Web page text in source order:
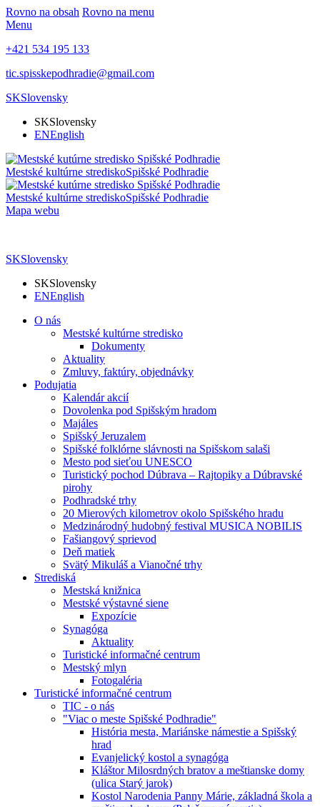
Rovno na obsah Rovno na menu
Menu
+421 534 195 133
tic.spisskepodhradie@gmail.com
SKSlovensky
SKSlovensky
ENEnglish
Mestské kultúrne strediskoSpišské Podhradie
Mestské kultúrne strediskoSpišské Podhradie
Mapa webu
SKSlovensky
SKSlovensky
ENEnglish
O nás
Mestské kultúrne stredisko
Dokumenty
Aktuality
Zmluvy, faktúry, objednávky
Podujatia
Kalendár akcií
Dovolenka pod Spišským hradom
Majáles
Spišský Jeruzalem
Spišské folklórne slávnosti na Spišskom salaši
Mesto pod sieťou UNESCO
Turistický pochod Dúbrava – Rajtopiky a Dúbravské
pirohy
Podhradské trhy
20 Mierových kilometrov okolo Spišského hradu
Medzinárodný hudobný festival MUSICA NOBILIS
Fašiangový sprievod
Deň matiek
Svätý Mikuláš a Vianočné trhy
Strediská
Mestská knižnica
Mestské výstavné siene
Expozície
Synagóga
Aktuality
Turistické informačné centrum
Mestský mlyn
Fotogaléria
Turistické informačné centrum
TIC - o nás
"Viac o meste Spišské Podhradie"
História mesta, Mariánske námestie a Spišský
hrad
Evanjelický kostol a synagóga
Kláštor Milosrdných bratov a meštianske domy
(ulica Starý jarok)
Kostol Narodenia Panny Márie, základná škola a